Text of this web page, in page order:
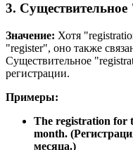
3.
Значение: Хотя
"register", оно также
Существительное
регистрации.
Примеры:
The registration for
month.
месяца.)